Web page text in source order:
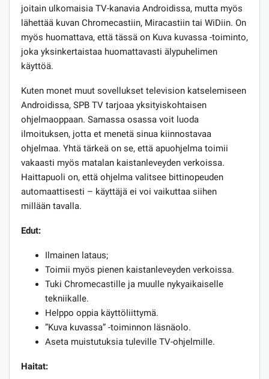
joitain ulkomaisia ​​TV-kanavia Androidissa, mutta myös
lähettää kuvan Chromecastiin, Miracastiin tai WiDiin. On
myös huomattava, että tässä on Kuva kuvassa -toiminto,
joka yksinkertaistaa huomattavasti älypuhelimen
käyttöä.
Kuten monet muut sovellukset television katselemiseen
Androidissa, SPB TV tarjoaa yksityiskohtaisen
ohjelmaoppaan. Samassa osassa voit luoda
ilmoituksen, jotta et menetä sinua kiinnostavaa
ohjelmaa. Yhtä tärkeä on se, että apuohjelma toimii
vakaasti myös matalan kaistanleveyden verkoissa.
Haittapuoli on, että ohjelma valitsee bittinopeuden
automaattisesti – käyttäjä ei voi vaikuttaa siihen
millään tavalla.
Edut:
Ilmainen lataus;
Toimii myös pienen kaistanleveyden verkoissa.
Tuki Chromecastille ja muulle nykyaikaiselle
tekniikalle.
Helppo oppia käyttöliittymä.
”Kuva kuvassa” -toiminnon läsnäolo.
Aseta muistutuksia tuleville TV-ohjelmille.
Haitat: